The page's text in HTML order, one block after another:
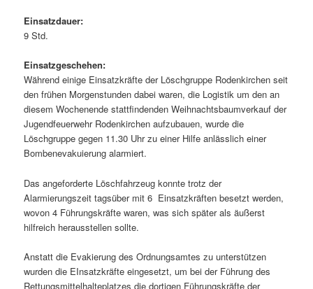
Einsatzdauer:
9 Std.
Einsatzgeschehen:
Während einige Einsatzkräfte der Löschgruppe Rodenkirchen seit
den frühen Morgenstunden dabei waren, die Logistik um den an
diesem Wochenende stattfindenden Weihnachtsbaumverkauf der
Jugendfeuerwehr Rodenkirchen aufzubauen, wurde die
Löschgruppe gegen 11.30 Uhr zu einer Hilfe anlässlich einer
Bombenevakuierung alarmiert.
Das angeforderte Löschfahrzeug konnte trotz der
Alarmierungszeit tagsüber mit 6 Einsatzkräften besetzt werden,
wovon 4 Führungskräfte waren, was sich später als äußerst
hilfreich herausstellen sollte.
Anstatt die Evakierung des Ordnungsamtes zu unterstützen
wurden die EInsatzkräfte eingesetzt, um bei der Führung des
Rettungsmittelhalteplatzes die dortigen Führungskräfte der